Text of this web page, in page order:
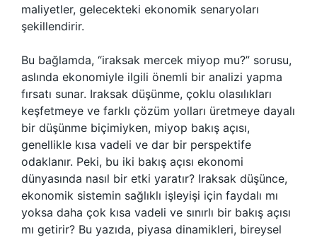
maliyetler, gelecekteki ekonomik senaryoları
şekillendirir.
Bu bağlamda, “iraksak mercek miyop mu?” sorusu,
aslında ekonomiyle ilgili önemli bir analizi yapma
fırsatı sunar. Iraksak düşünme, çoklu olasılıkları
keşfetmeye ve farklı çözüm yolları üretmeye dayalı
bir düşünme biçimiyken, miyop bakış açısı,
genellikle kısa vadeli ve dar bir perspektife
odaklanır. Peki, bu iki bakış açısı ekonomi
dünyasında nasıl bir etki yaratır? Iraksak düşünce,
ekonomik sistemin sağlıklı işleyişi için faydalı mı
yoksa daha çok kısa vadeli ve sınırlı bir bakış açısı
mı getirir? Bu yazıda, piyasa dinamikleri, bireysel